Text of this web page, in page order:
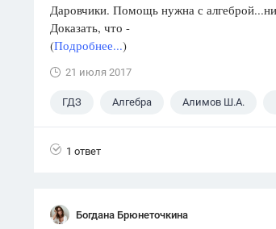
Даровчики. Помощь нужна с
Доказать, что -
(Подробнее...)
21 июля 2017
ГДЗ Алгебра Алимов Ш.А.
1 ответ
Богдана Брюнеточкина